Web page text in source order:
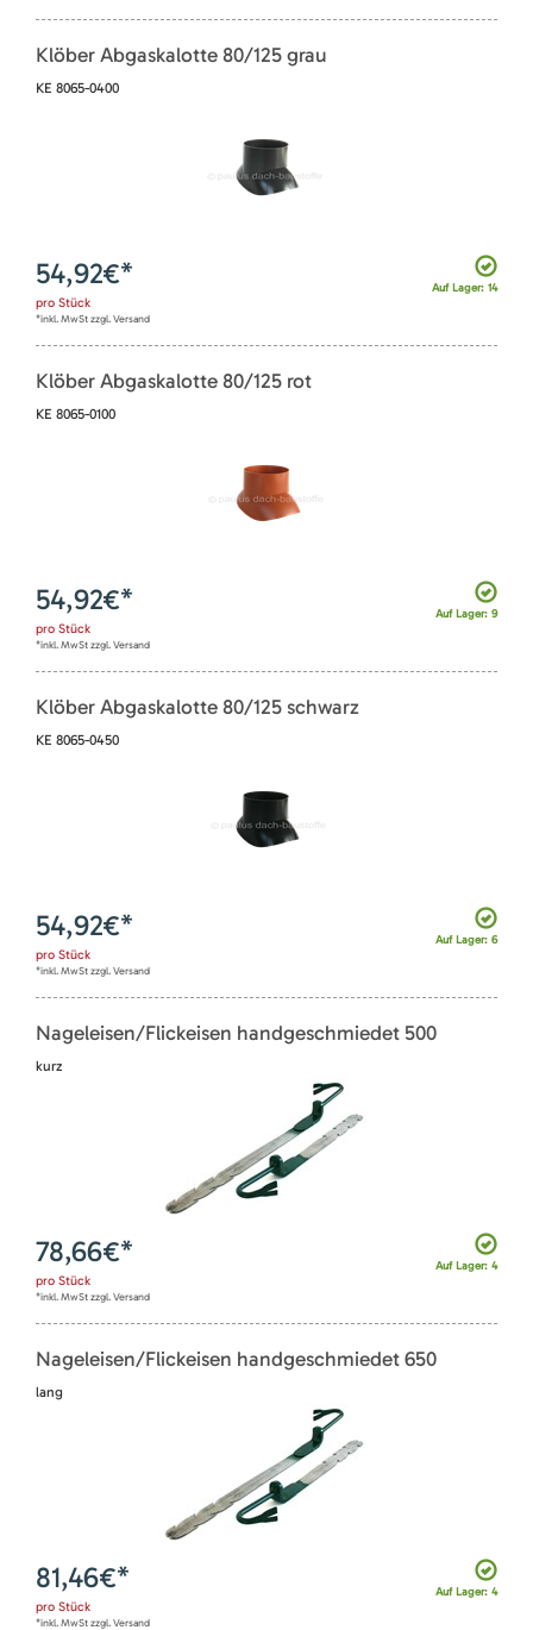
Klöber Abgaskalotte 80/125 grau
KE 8065-0400
Auf Lager: 14
54,92€*
pro Stück
*inkl. MwSt zzgl. Versand
Klöber Abgaskalotte 80/125 rot
KE 8065-0100
Auf Lager: 9
54,92€*
pro Stück
*inkl. MwSt zzgl. Versand
Klöber Abgaskalotte 80/125 schwarz
KE 8065-0450
Auf Lager: 6
54,92€*
pro Stück
*inkl. MwSt zzgl. Versand
Nageleisen/Flickeisen handgeschmiedet 500
kurz
Auf Lager: 4
78,66€*
pro Stück
*inkl. MwSt zzgl. Versand
Nageleisen/Flickeisen handgeschmiedet 650
lang
Auf Lager: 4
81,46€*
pro Stück
*inkl. MwSt zzgl. Versand